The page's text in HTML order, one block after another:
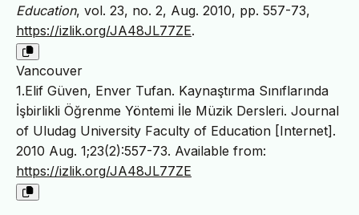
Education, vol. 23, no. 2, Aug. 2010, pp. 557-73,
https://izlik.org/JA48JL77ZE.
Vancouver
1.Elif Güven, Enver Tufan. Kaynaştırma Sınıflarında
İşbirlikli Öğrenme Yöntemi İle Müzik Dersleri. Journal
of Uludag University Faculty of Education [Internet].
2010 Aug. 1;23(2):557-73. Available from:
https://izlik.org/JA48JL77ZE